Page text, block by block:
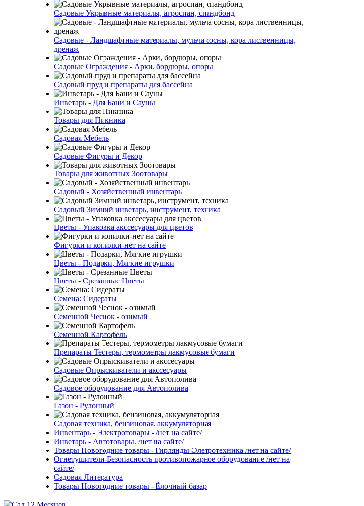
Садовые Укрывные материалы, агроспан, спандбонд
Садовые - Ландшафтные материалы, мульча сосны, кора лиственницы,
дренаж
Садовые Ограждения - Арки, бордюры, опоры
Садовый пруд и препараты для бассейна
Инветарь - Для Бани и Сауны
Товары для Пикника
Садовая Мебель
Садовые Фигуры и Декор
Товары для животных Зоотовары
Садовый - Хозяйственный инвентарь
Садовый Зимний инветарь, инструмент, техника
Цветы - Упаковка акссесуары для цветов
Фигурки и копилки-нет на сайте
Цветы - Подарки, Мягкие игрушки
Цветы - Срезанные Цветы
Семена: Сидераты
Семенной Чеснок - озимый
Семенной Картофель
Препараты Тестеры, термометры лакмусовые бумаги
Садовые Опрыскиватели и акссесуары
Садовое оборудование для Автополива
Газон - Рулонный
Садовая техника, бензиновая, аккумуляторная
Инвентарь - Электротовары - /нет на сайте/
Инветарь - Автотовары. /нет на сайте/
Товары Новогодние товары - Гирлянды-Элетротехника /нет на сайте/
Огнетушители-Безопасность противопожарное оборудование /нет на
сайте/
Садовая Литература
Товары Новогодние товары - Ёлочный базар